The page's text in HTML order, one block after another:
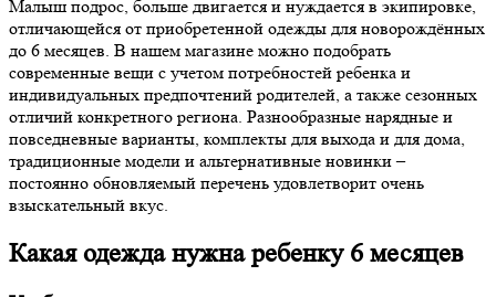
Малыш подрос, больше двигается и нуждается в экипировке,
отличающейся от приобретенной одежды для новорождённых
до 6 месяцев. В нашем магазине можно подобрать
современные вещи с учетом потребностей ребенка и
индивидуальных предпочтений родителей, а также сезонных
отличий конкретного региона. Разнообразные нарядные и
повседневные варианты, комплекты для выхода и для дома,
традиционные модели и альтернативные новинки –
постоянно обновляемый перечень удовлетворит очень
взыскательный вкус.
Какая одежда нужна ребенку 6 месяцев